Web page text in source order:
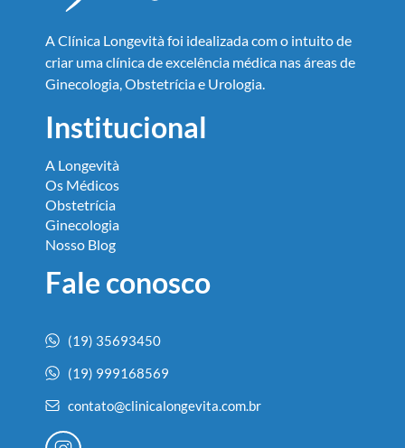
A Clínica Longevità foi idealizada com o intuito de
criar uma clínica de excelência médica nas áreas de
Ginecologia, Obstetrícia e Urologia.
Institucional
A Longevità
Os Médicos
Obstetrícia
Ginecologia
Nosso Blog
Fale conosco
(19) 35693450
(19) 999168569
contato@clinicalongevita.com.br